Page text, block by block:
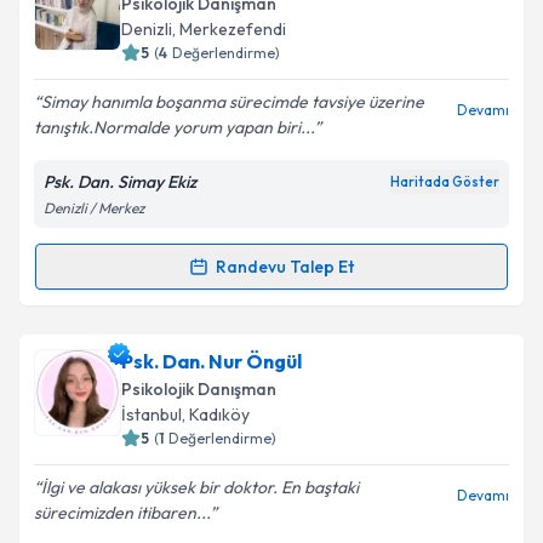
takvim hazırlandığında e-posta ile bilgilendireceğiz.
Kişisel verilerimin işlenmesine ilişkin
Aydınlatma
Metni
kapsamda işlenmesini kabul ediyorum.
Denizli, Merkezefendi
5 (4 Değerlendirme)
Simay hanımla boşanma sürecimde tavsiye üzerine
tanıştık.Normalde yorum yapan biri...
Devamı
Psk. Dan. Simay Ekiz Haritada Göster
Denizli / Merkez
Randevu Talep Et
Randevu Takvimi Talebi
Psk. Dan. Simay Ekiziçin randevu takvimi talebi
oluşturun. Size bu uzmandan randevu almanız için bir
takvim hazırlandığında e-posta ile bilgilendireceğiz.
Psk. Dan. Nur Öngül
Psikolojik Danışman
İstanbul, Kadıköy
5 (1 Değerlendirme)
İlgi ve alakası yüksek bir doktor. En baştaki
sürecimizden itibaren...
Devamı